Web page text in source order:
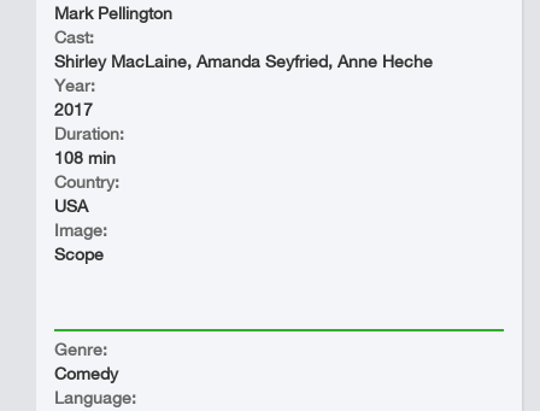
Mark Pellington
Cast:
Shirley MacLaine, Amanda Seyfried, Anne Heche
Year:
2017
Duration:
108 min
Country:
USA
Image:
Scope
Genre:
Comedy
Language: